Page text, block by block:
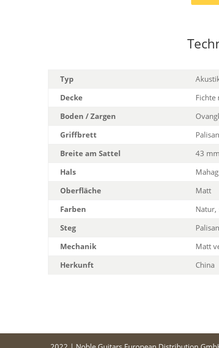
Typ
Decke
Fichte
Boden / Zargen
Griffbrett
Breite am Sattel
43
Hals
Oberfläche
Matt
Farben
Natur,
Steg
Mechanik
Matt
Herkunft
China